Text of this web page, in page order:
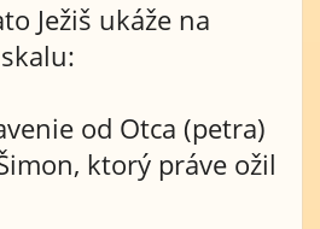
Ježiš ukáže na
od Otca (petra)
ktorý práve ožil